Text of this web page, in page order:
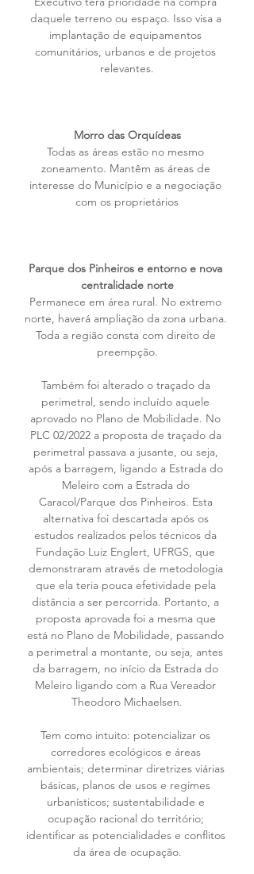
daquele terreno ou espaço. Isso visa a
implantação de equipamentos
comunitários, urbanos e de projetos
relevantes.
Morro das Orquídeas
Todas as áreas estão no mesmo
zoneamento. Mantêm as áreas de
interesse do Município e a negociação
com os proprietários
Parque dos Pinheiros e entorno e nova
centralidade norte
Permanece em área rural. No extremo
norte, haverá ampliação da zona urbana.
Toda a região consta com direito de
preempção.
Também foi alterado o traçado da
perimetral, sendo incluído aquele
aprovado no Plano de Mobilidade. No
PLC 02/2022 a proposta de traçado da
perimetral passava a jusante, ou seja,
após a barragem, ligando a Estrada do
Meleiro com a Estrada do
Caracol/Parque dos Pinheiros. Esta
alternativa foi descartada após os
estudos realizados pelos técnicos da
Fundação Luiz Englert, UFRGS, que
demonstraram através de metodologia
que ela teria pouca efetividade pela
distância a ser percorrida. Portanto, a
proposta aprovada foi a mesma que
está no Plano de Mobilidade, passando
a perimetral a montante, ou seja, antes
da barragem, no início da Estrada do
Meleiro ligando com a Rua Vereador
Theodoro Michaelsen.
Tem como intuito: potencializar os
corredores ecológicos e áreas
ambientais; determinar diretrizes viárias
básicas, planos de usos e regimes
urbanísticos; sustentabilidade e
ocupação racional do território;
identificar as potencialidades e conflitos
da área de ocupação.